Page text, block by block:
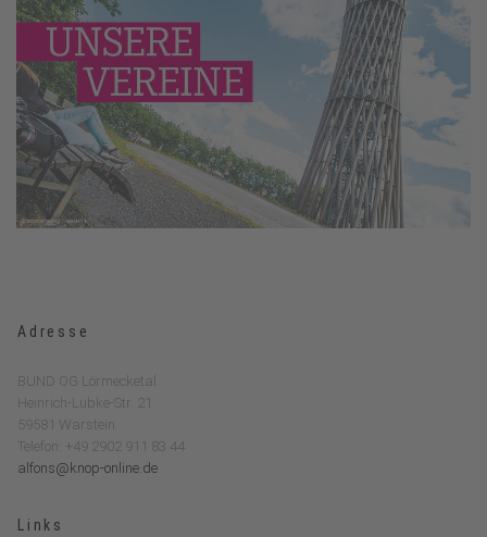
Adresse
BUND OG Lörmecketal
Heinrich-Lübke-Str. 21
59581 Warstein
Telefon: +49 2902 911 83 44
alfons@knop-online.de
Links